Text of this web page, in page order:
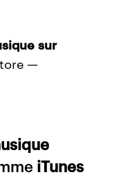
sur
—
iTunes